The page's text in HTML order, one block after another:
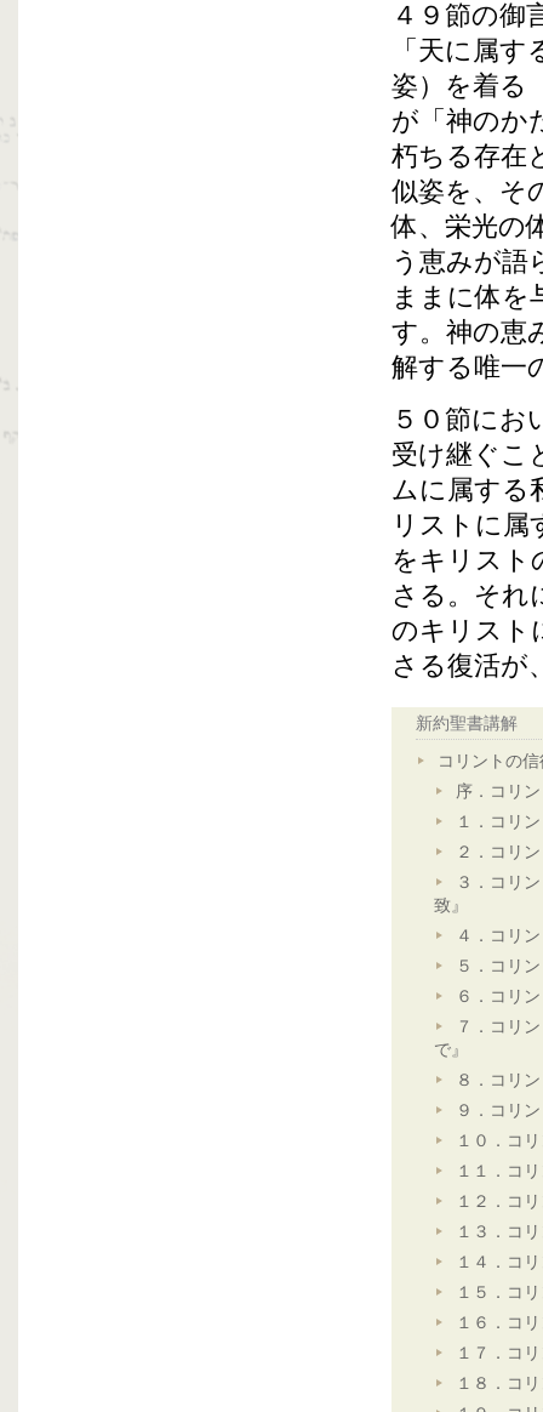
４９節の御
「天に属
姿）を着る
が「神のか
朽ちる存在
似姿を、そ
体、栄光の
う恵みが語
ままに体を
す。神の恵
解する唯一
５０節にお
受け継ぐこ
ムに属する
リストに属
をキリスト
さる。それ
のキリスト
さる復活が
新約聖書講解
コリントの
序．コリ
１．コリ
２．コリ
３．コリ
致』
４．コリ
５．コリ
６．コリ
７．コリ
で』
８．コリ
９．コリ
１０．コ
１１．コ
１２．コ
１３．コ
１４．コ
１５．コ
１６．コ
１７．コ
１８．コ